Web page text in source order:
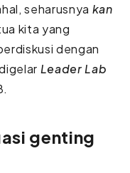
seharusnya kan
kita yang
dengan
Leader Lab
genting